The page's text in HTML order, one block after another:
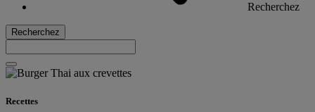
Recherchez
Recherchez
Recettes